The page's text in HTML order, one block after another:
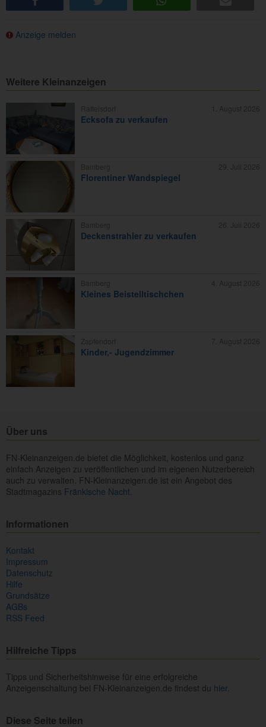
Anzeige melden
Weitere Kleinanzeigen
Ecksofa zu verkaufen
Florentiner Wandspiegel
Deckenstrahler zu verkaufen
Kleines Beistelltischchen
Kinder,- Jugendzimmer
Über uns
FN-Kleinanzeigen.de bietet die Möglichkeit, kostenlos und ganz
einfach Anzeigen zu veröffentlichen und im eigenen Nutzerbereich
auch zu verwalten. FN-Kleinanzeigen.de ist ein Angebot des
Stadtmagazins Fränkische Nacht.
Informationen
Kontakt
Impressum
Datenschutz
Hilfe
Grundsätze
AGBs
RSS Feed
Hilfreiche Tipps
Tipps und Sicherheitshinweise für eine erfolgreiche
Anzeigenschaltung bei FN-Kleinanzeigen.de findest du hier.
Diese Seite teilen